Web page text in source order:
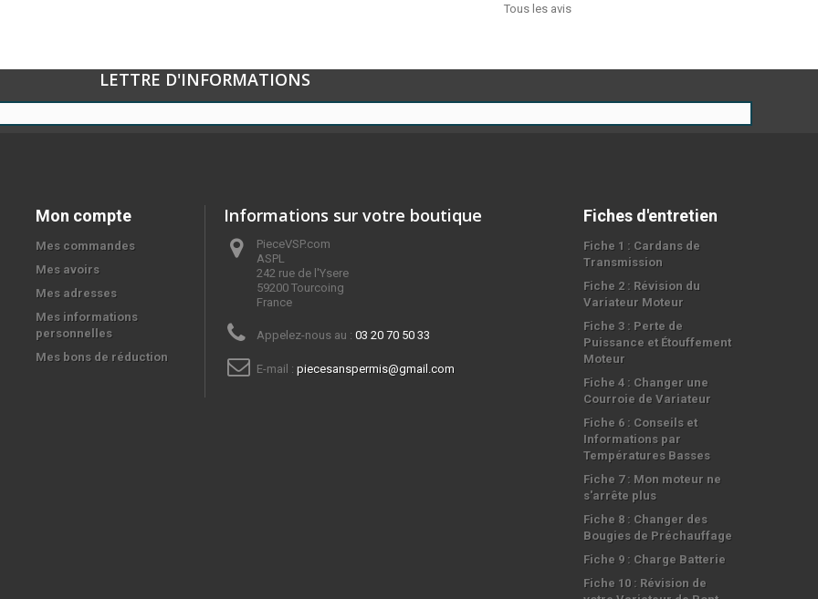
Tous les avis
LETTRE D'INFORMATIONS
Mon compte
Mes commandes
Mes avoirs
Mes adresses
Mes informations
personnelles
Mes bons de réduction
Informations sur votre boutique
PieceVSP.com
ASPL
242 rue de l'Ysere
59200 Tourcoing
France
Appelez-nous au : 03 20 70 50 33
E-mail : piecesanspermis@gmail.com
Fiches d'entretien
Fiche 1 : Cardans de
Transmission
Fiche 2 : Révision du
Variateur Moteur
Fiche 3 : Perte de
Puissance et Étouffement
Moteur
Fiche 4 : Changer une
Courroie de Variateur
Fiche 6 : Conseils et
Informations par
Températures Basses
Fiche 7 : Mon moteur ne
s'arrête plus
Fiche 8 : Changer des
Bougies de Préchauffage
Fiche 9 : Charge Batterie
Fiche 10 : Révision de